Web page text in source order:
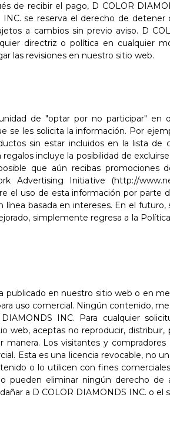
de recibir el pago, D COLOR
se reserva el derecho de
a cambios sin previo aviso. D
directriz o política en cualquier
las revisiones en nuestro sitio web.
de "optar por no participar"
les solicita la información. Por
sin estar incluidos en la lista de
incluye la posibilidad de
que aún recibas
Advertising Initiative (http://
el uso de esta información por parte
basada en intereses. En el
simplemente regresa a la
en nuestro sitio web o en
uso comercial. Ningún contenido,
INC. Para cualquier
web, aceptas no reproducir,
Los visitantes y
Esta es una licencia revocable, no
o lo utilicen con fines
pueden eliminar ningún derecho
a D COLOR DIAMONDS INC. o